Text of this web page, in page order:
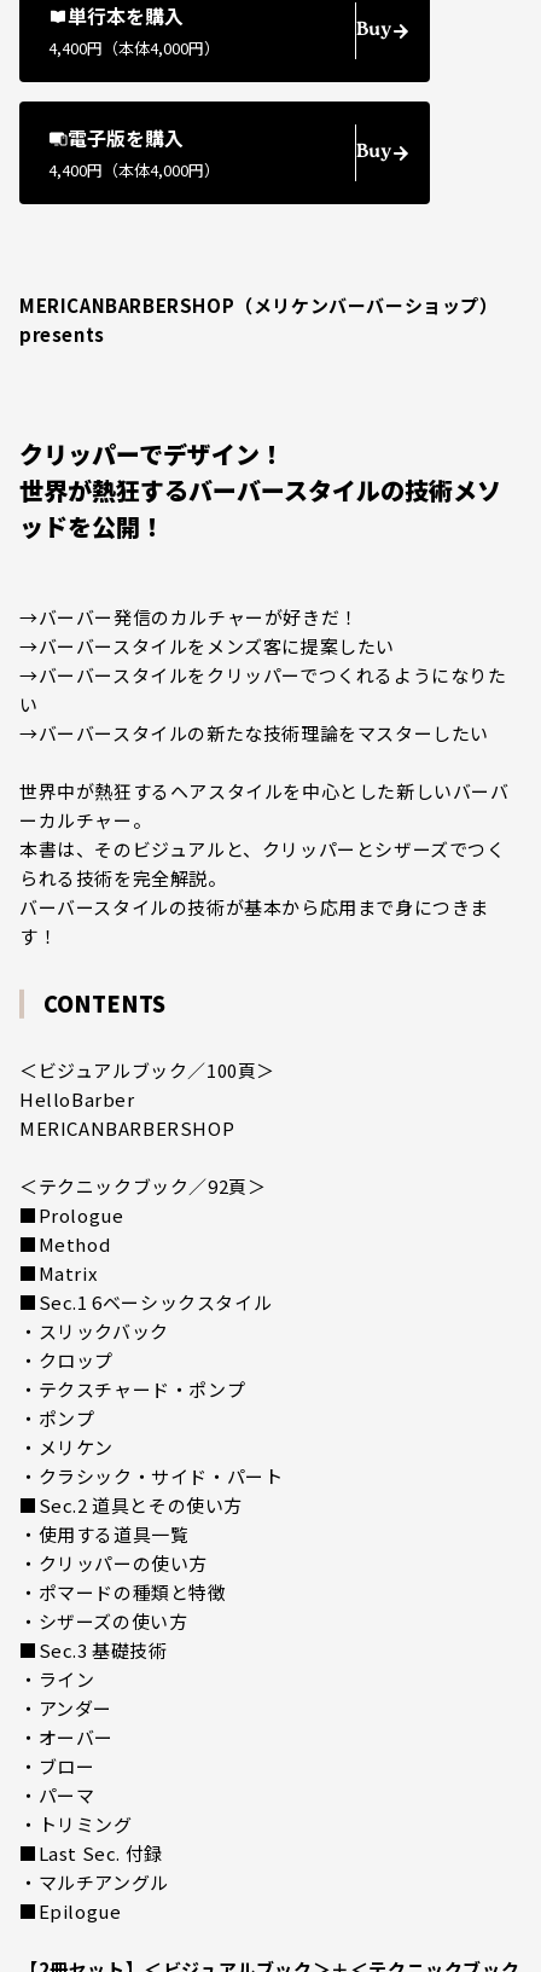
単行本を購入
4,400円（本体4,000円）
Buy
電子版を購入
4,400円（本体4,000円）
Buy
MERICANBARBERSHOP（メリケンバーバーショップ）
presents
クリッパーでデザイン！
世界が熱狂するバーバースタイルの技術メソ
ッドを公開！
→バーバー発信のカルチャーが好きだ！
→バーバースタイルをメンズ客に提案したい
→バーバースタイルをクリッパーでつくれるようになりた
い
→バーバースタイルの新たな技術理論をマスターしたい
世界中が熱狂するヘアスタイルを中心とした新しいバーバ
ーカルチャー。
本書は、そのビジュアルと、クリッパーとシザーズでつく
られる技術を完全解説。
バーバースタイルの技術が基本から応用まで身につきま
す！
CONTENTS
＜ビジュアルブック／100頁＞
HelloBarber
MERICANBARBERSHOP
＜テクニックブック／92頁＞
■Prologue
■Method
■Matrix
■Sec.1 6ベーシックスタイル
・スリックバック
・クロップ
・テクスチャード・ポンプ
・ポンプ
・メリケン
・クラシック・サイド・パート
■Sec.2 道具とその使い方
・使用する道具一覧
・クリッパーの使い方
・ポマードの種類と特徴
・シザーズの使い方
■Sec.3 基礎技術
・ライン
・アンダー
・オーバー
・ブロー
・パーマ
・トリミング
■Last Sec. 付録
・マルチアングル
■Epilogue